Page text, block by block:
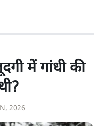
में गांधी की
2026